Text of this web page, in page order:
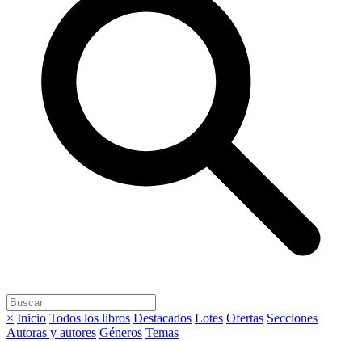
× Inicio Todos los libros Destacados Lotes Ofertas Secciones
Autoras y autores Géneros Temas